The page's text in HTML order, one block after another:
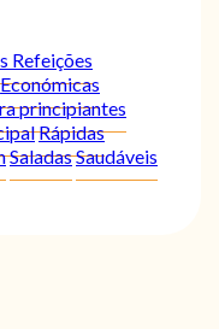
Refeições
Económicas
principiantes
Rápidas
SaladasSaudáveis